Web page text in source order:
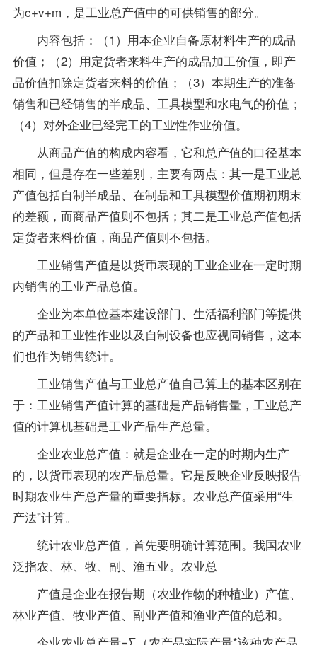
为c+v+m，是工业总产值中的可供销售的部分。
内容包括：（1）用本企业自备原材料生产的成品
价值；（2）用定货者来料生产的成品加工价值，即产
品价值扣除定货者来料的价值；（3）本期生产的准备
销售和已经销售的半成品、工具模型和水电气的价值；
（4）对外企业已经完工的工业性作业价值。
从商品产值的构成内容看，它和总产值的口径基本
相同，但是存在一些差别，主要有两点：其一是工业总
产值包括自制半成品、在制品和工具模型价值期初期末
的差额，而商品产值则不包括；其二是工业总产值包括
定货者来料价值，商品产值则不包括。
工业销售产值是以货币表现的工业企业在一定时期
内销售的工业产品总值。
企业为本单位基本建设部门、生活福利部门等提供
的产品和工业性作业以及自制设备也应视同销售，这本
们也作为销售统计。
工业销售产值与工业总产值自己算上的基本区别在
于：工业销售产值计算的基础是产品销售量，工业总产
值的计算机基础是工业产品生产总量。
企业农业总产值：就是企业在一定的时期内生产
的，以货币表现的农产品总量。它是反映企业反映报告
时期农业生产总产量的重要指标。农业总产值采用“生
产法”计算。
统计农业总产值，首先要明确计算范围。我国农业
泛指农、林、牧、副、渔五业。农业总
产值是企业在报告期（农业作物的种植业）产值、
林业产值、牧业产值、副业产值和渔业产值的总和。
企业农业总产量=∑（农产品实际产量*该种农产品